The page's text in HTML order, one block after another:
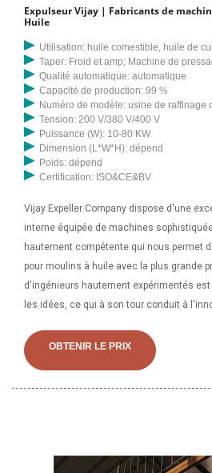
Expulseur Vijay | Fabricants de
Huile
Utilisation: huile comestible, huile de
Taper: Froid et amp; Machine de
Qualité automatique: automatique
Capacité de production: 99 %
Numéro de modèle: usine de raffinage
Tension: 200 V/380 V/400 V
Puissance (W): 10-80 KW
Dimension (L*W*H): dépend
Poids: dépend
Certification: ISO&CE&BV
Vijay Expeller Company dispose d'une
interne équipée de machines
hautement compétente qui nous permet
pour moulins à huile avec la plus grande
d'ingénieurs hautement expérimentés
les idées, ce qui à son tour conduit à
huile à vis automatique, une presse à
de l'huile de cuisson de qualité et de
OBTENIR LE PRIX